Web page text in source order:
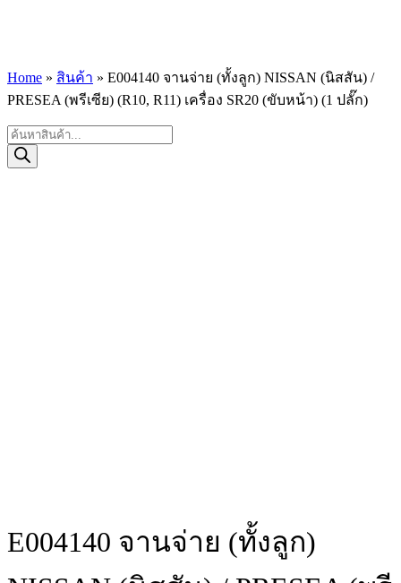
Home » สินค้า » E004140 จานจ่าย (ทั้งลูก) NISSAN (นิสสัน) /
PRESEA (พรีเซีย) (R10, R11) เครื่อง SR20 (ขับหน้า) (1 ปลั๊ก)
Products
search
E004140 จานจ่าย (ทั้งลูก)